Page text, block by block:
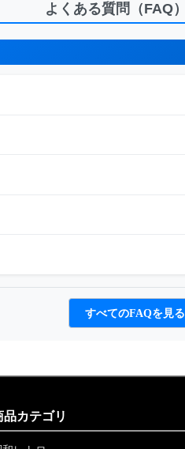
よくある質問（FAQ）
すべてのFAQを見る
品カテゴリ